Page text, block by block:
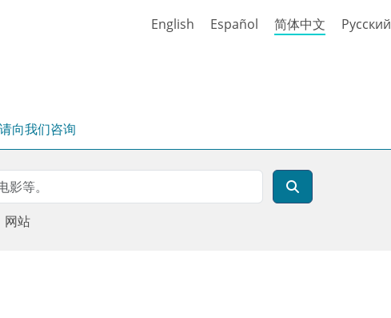
English Español 简体中文 Русский
请向我们咨询
网站